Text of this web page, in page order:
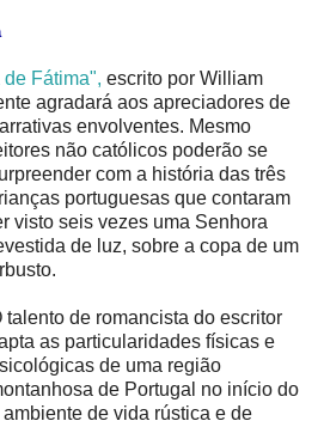
Fátima", escrito por William
agradará aos apreciadores de
envolventes. Mesmo
não católicos poderão se
com a história das três
portuguesas que contaram
visto seis vezes uma Senhora
de luz, sobre a copa de um
talento de romancista do escritor
as particularidades físicas e
de uma região
de Portugal no início do
de vida rústica e de